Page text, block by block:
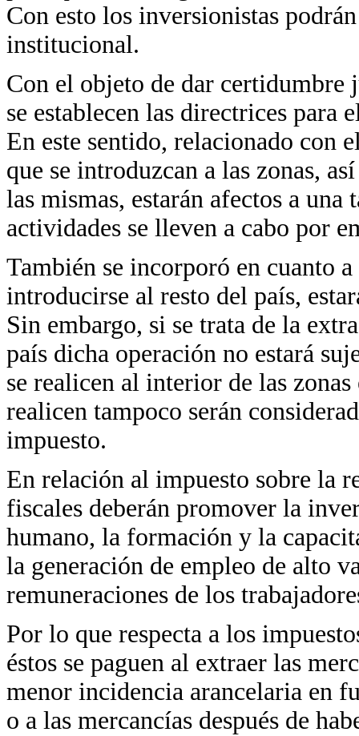
Con esto los inversionistas
institucional.
Con el objeto de dar certidumbre
se establecen las directrices para
En este sentido, relacionado con
que se introduzcan a las zonas,
las mismas, estarán afectos a una
actividades se lleven a cabo por
También se incorporó en cuanto
introducirse al resto del país,
Sin embargo, si se trata de la
país dicha operación no estará
se realicen al interior de las
realicen tampoco serán
impuesto.
En relación al impuesto sobre la
fiscales deberán promover la
humano, la formación y la
la generación de empleo de alto
remuneraciones de los
Por lo que respecta a los
éstos se paguen al extraer las
menor incidencia arancelaria en
o a las mercancías después de